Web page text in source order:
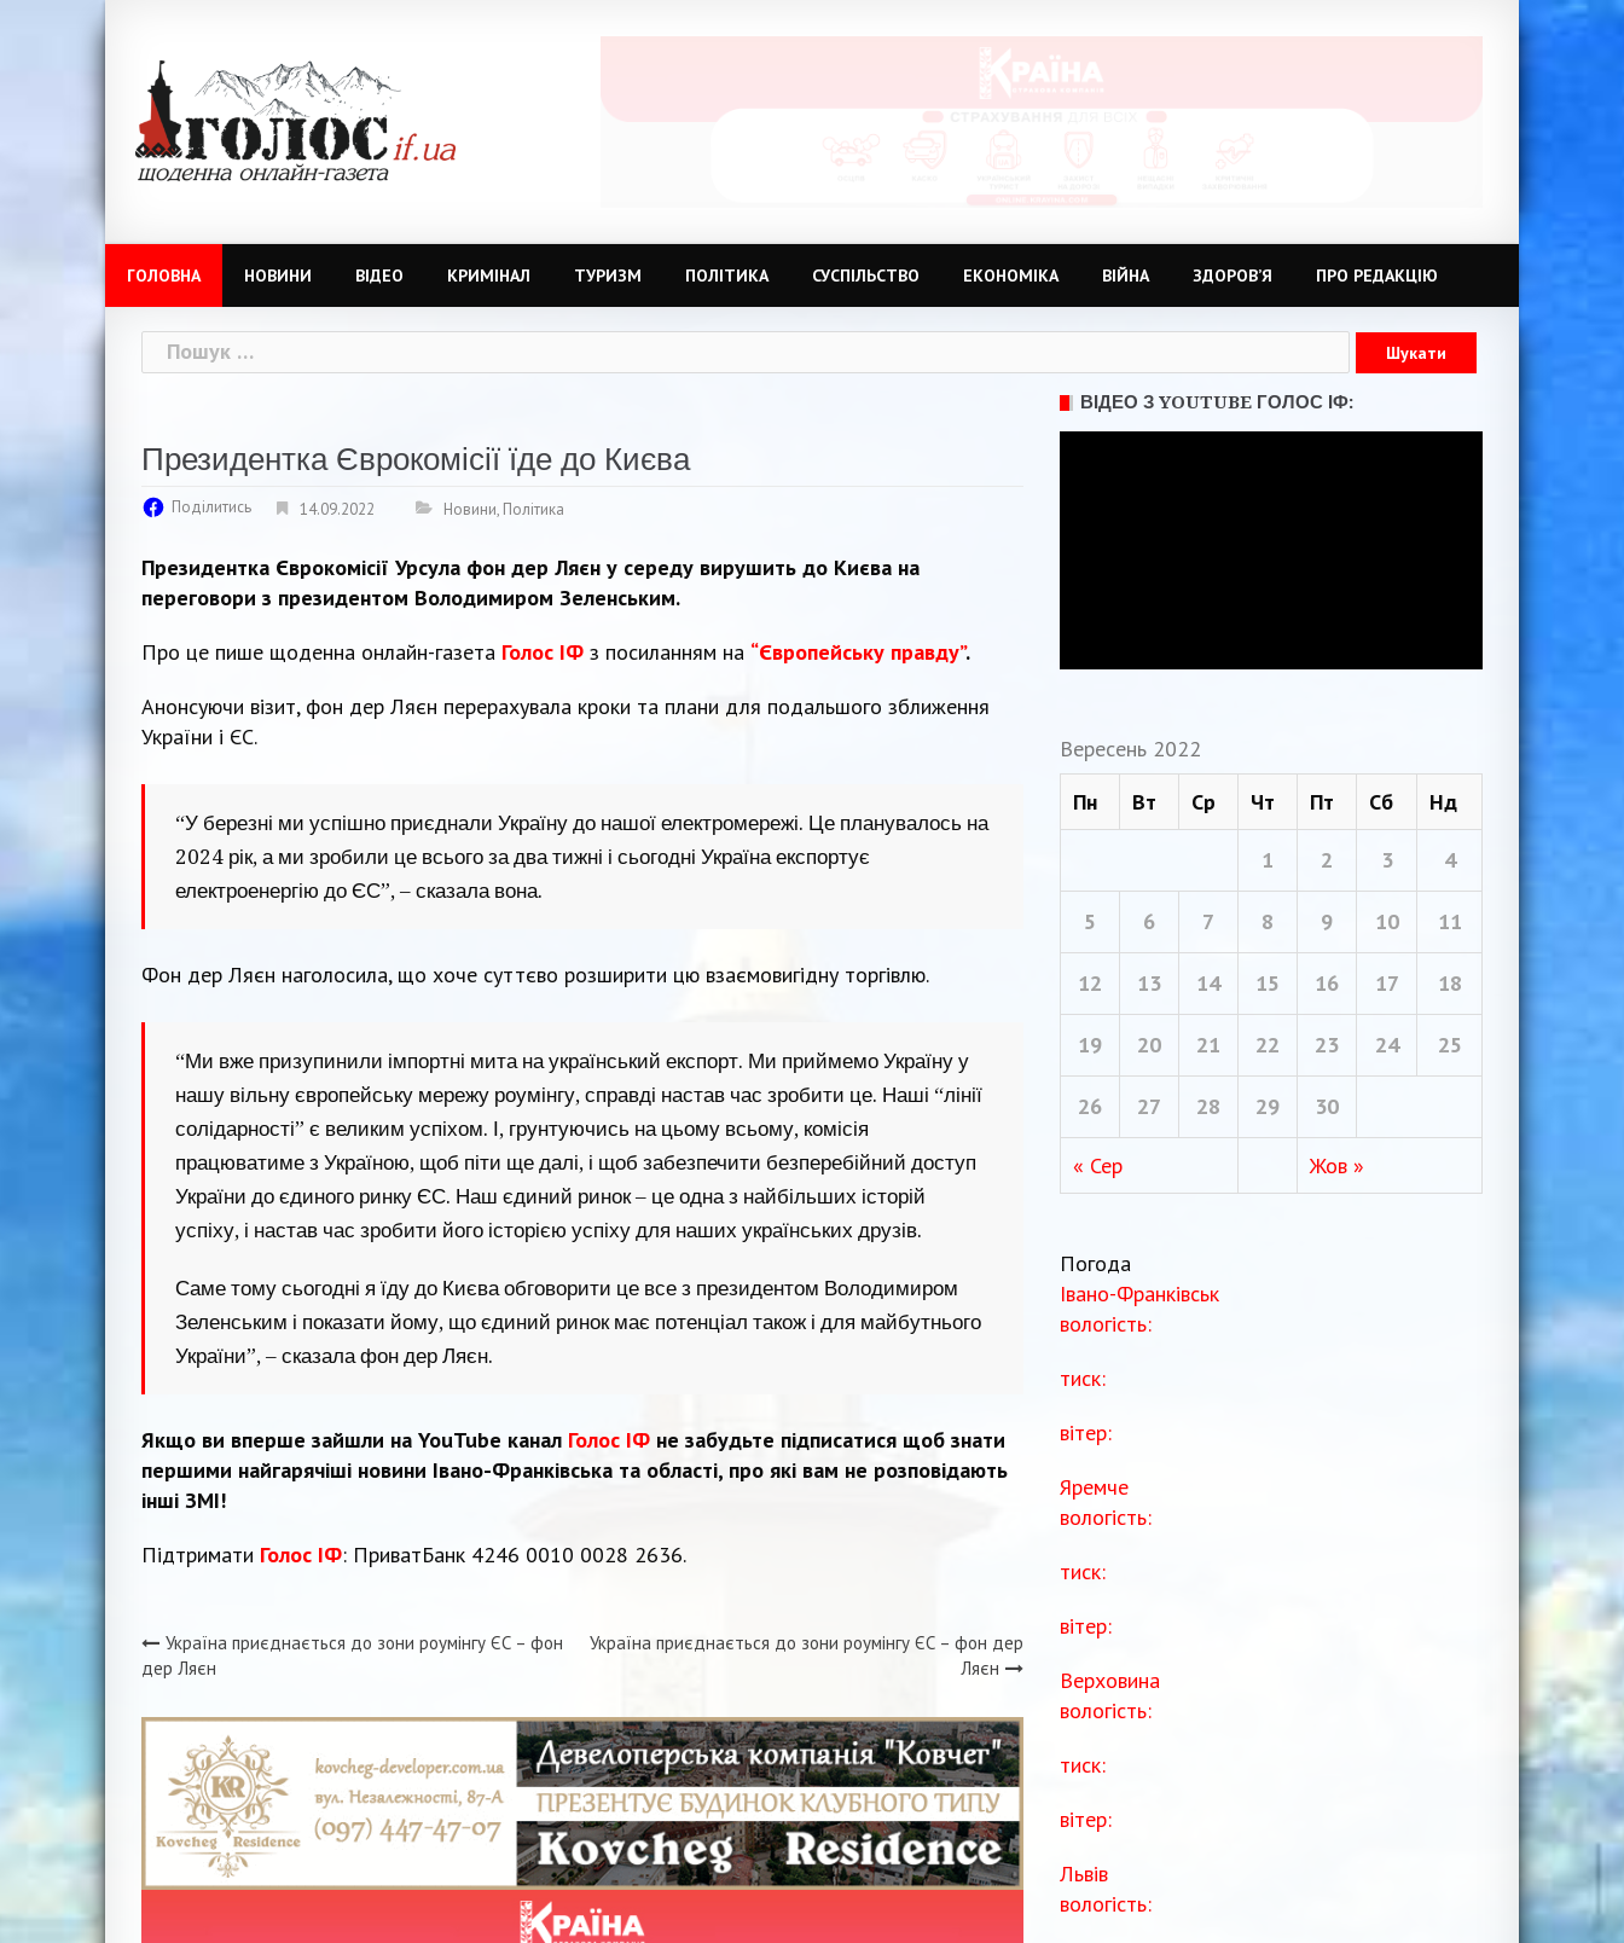
ГОЛОВНА НОВИНИ ВІДЕО КРИМІНАЛ ТУРИЗМ ПОЛІТИКА СУСПІЛЬСТВО ЕКОНОМІКА ВІЙНА ЗДОРОВ’Я ПРО РЕДАКЦІЮ
Пошук:
Президентка Єврокомісії їде до Києва
Поділитись 14.09.2022 Новини, Політика
Президентка Єврокомісії Урсула фон дер Ляєн у середу вирушить до Києва на
переговори з президентом Володимиром Зеленським.
Про це пише щоденна онлайн-газета Голос ІФ з посиланням на “Європейську правду”.
Анонсуючи візит, фон дер Ляєн перерахувала кроки та плани для подальшого зближення
України і ЄС.
“У березні ми успішно приєднали Україну до нашої електромережі. Це планувалось на
2024 рік, а ми зробили це всього за два тижні і сьогодні Україна експортує
електроенергію до ЄС”, – сказала вона.
Фон дер Ляєн наголосила, що хоче суттєво розширити цю взаємовигідну торгівлю.
“Ми вже призупинили імпортні мита на український експорт. Ми приймемо Україну у
нашу вільну європейську мережу роумінгу, справді настав час зробити це. Наші “лінії
солідарності” є великим успіхом. І, грунтуючись на цьому всьому, комісія
працюватиме з Україною, щоб піти ще далі, і щоб забезпечити безперебійний доступ
України до єдиного ринку ЄС. Наш єдиний ринок – це одна з найбільших історій
успіху, і настав час зробити його історією успіху для наших українських друзів.
Саме тому сьогодні я їду до Києва обговорити це все з президентом Володимиром
Зеленським і показати йому, що єдиний ринок має потенціал також і для майбутнього
України”, – сказала фон дер Ляєн.
Якщо ви вперше зайшли на YouTube канал Голос ІФ не забудьте підписатися щоб знати
першими найгарячіші новини Івано-Франківська та області, про які вам не розповідають
інші ЗМІ!
Підтримати Голос ІФ: ПриватБанк 4246 0010 0028 2636.
Навігація
записів
Україна приєднається до зони роумінгу ЄС – фон
дер Ляєн
Україна приєднається до зони роумінгу ЄС – фон дер
Ляєн
ВІДЕО З YOUTUBE ГОЛОС ІФ:
Вересень 2022
Пн
Вт Ср Чт Пт Сб Нд
« Сер Жов »
1 2 3 4
5 6 7 8 9 10 11
12 13 14 15 16 17 18
19 20 21 22 23 24 25
26 27 28 29 30
Погода
Івано-Франківськ
вологість:
тиск:
вітер:
Яремче
вологість:
тиск:
вітер:
Верховина
вологість:
тиск:
вітер:
Львів
вологість: